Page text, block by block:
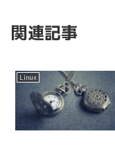
関連記事
Linux